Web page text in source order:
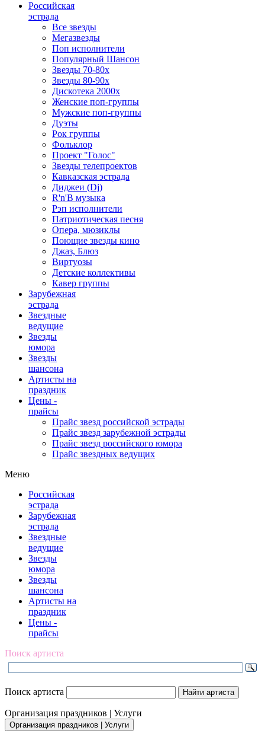
Российская
эстрада
Все звезды
Мегазвезды
Поп исполнители
Популярный Шансон
Звезды 70-80х
Звезды 80-90х
Дискотека 2000х
Женские поп-группы
Мужские поп-группы
Дуэты
Рок группы
Фольклор
Проект "Голос"
Звезды телепроектов
Кавказская эстрада
Диджеи (Dj)
R'n'B музыка
Рэп исполнители
Патриотическая песня
Опера, мюзиклы
Поющие звезды кино
Джаз, Блюз
Виртуозы
Детские коллективы
Кавер группы
Зарубежная
эстрада
Звездные
ведущие
Звезды
юмора
Звезды
шансона
Артисты на
праздник
Цены -
прайсы
Прайс звезд российской эстрады
Прайс звезд зарубежной эстрады
Прайс звезд российского юмора
Прайс звездных ведущих
Меню
Российская
эстрада
Зарубежная
эстрада
Звездные
ведущие
Звезды
юмора
Звезды
шансона
Артисты на
праздник
Цены -
прайсы
Поиск артиста
Поиск артиста
Организация праздников | Услуги
Организация праздников | Услуги